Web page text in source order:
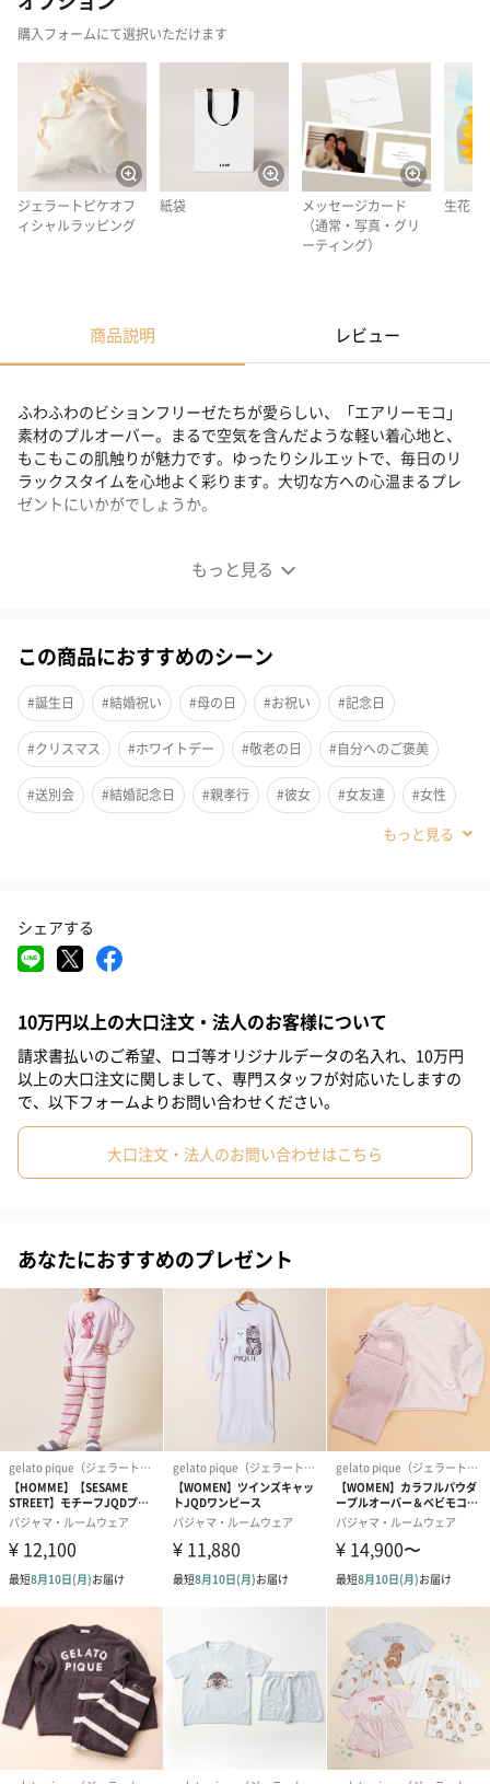
購入フォームにて選択いただけます
ジェラートピケオフ
ィシャルラッピング
紙袋
メッセージカード
（通常・写真・グリ
ーティング）
生花
商品説明 レビュー
もっと見る
ふわふわのビションフリーゼたちが愛らしい、「エアリーモコ」
素材のプルオーバー。まるで空気を含んだような軽い着心地と、
もこもこの肌触りが魅力です。ゆったりシルエットで、毎日のリ
ラックスタイムを心地よく彩ります。大切な方への心温まるプレ
ゼントにいかがでしょうか。
【WOMEN】モチーフJQDプルオーバー＆ジェラートラン
まるで空気を含んだような、ふんわりと軽い着心地。薄手でも感
じられるもこもこ素材です。
ライトでふわっとした着心地がおうち時間に気持ち良い ”エアリー
モコ” 素材を使ったモチーフジャガード。
ブランドのオフィシャルラッピングも可能です
※ブランド巾着は在庫状況によりお選びいただけない場合がござ
います。オプション選択画面にて表示されない場合はお選びいた
「gelato pique（ジェラートピケ）」
“大人のデザート”をコンセプトに、着心地へのこだわり、着る人
それぞれのライフスタイルに喜ばれるアイテムを“ファッションの
スウィーツ”として表現したルームウェアブランドです。
あらゆる年代の女性、男性に“お部屋の中のファッション”を贈り
ます。
ジェラートピケのギフトをもっと見る
商品詳細情報
素材
【プルオーバー】
本体：ポリエステル100%
【ショートパンツ】
表地：ポリエステル96%、ナイロン3%、ポリウレタン
この商品におすすめのシーン
#誕生日 #結婚祝い #母の日 #お祝い #記念日
#クリスマス #ホワイトデー #敬老の日 #自分へのご褒美
#送別会 #結婚記念日 #親孝行 #彼女 #女友達 #女性
#女子大学生
#20代前半
#70代 #80代
シェアする
10万円以上の大口注文・法人のお客様について
請求書払いのご希望、ロゴ等オリジナルデータの名入れ、10万円
以上の大口注文に関しまして、専門スタッフが対応いたしますの
で、以下フォームよりお問い合わせください。
大口注文・法人のお問い合わせはこちら
あなたにおすすめのプレゼント